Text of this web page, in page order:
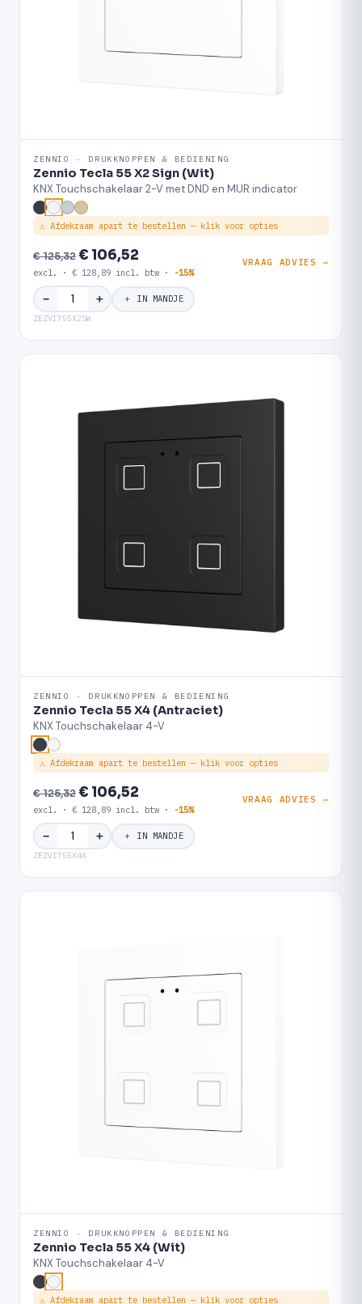
ZENNIO · DRUKKNOPPEN & BEDIENING
Zennio Tecla 55 X2 Sign (Wit)
KNX Touchschakelaar 2-V met DND en MUR indicator
⚠ Afdekraam apart te bestellen — klik voor opties
€ 125,32€ 106,52
excl. · € 128,89 incl. btw · -15%
VRAAG ADVIES →
− ＋ ＋ IN MANDJE
ZEZVIT55X2SW
ZENNIO · DRUKKNOPPEN & BEDIENING
Zennio Tecla 55 X4 (Antraciet)
KNX Touchschakelaar 4-V
⚠ Afdekraam apart te bestellen — klik voor opties
€ 125,32€ 106,52
excl. · € 128,89 incl. btw · -15%
VRAAG ADVIES →
− ＋ ＋ IN MANDJE
ZEZVIT55X4A
ZENNIO · DRUKKNOPPEN & BEDIENING
Zennio Tecla 55 X4 (Wit)
KNX Touchschakelaar 4-V
⚠ Afdekraam apart te bestellen — klik voor opties